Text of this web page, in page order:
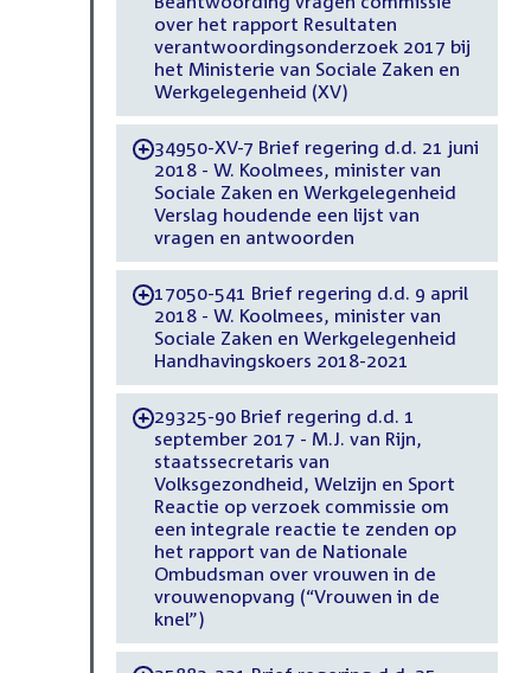
over het rapport Resultaten
verantwoordingsonderzoek 2017 bij
het Ministerie van Sociale Zaken en
Werkgelegenheid (XV)
-34950-XV-7 Brief regering d.d. 21 juni
2018 - W. Koolmees, minister van
Sociale Zaken en Werkgelegenheid
Verslag houdende een lijst van
vragen en antwoorden
-17050-541 Brief regering d.d. 9 april
2018 - W. Koolmees, minister van
Sociale Zaken en Werkgelegenheid
Handhavingskoers 2018-2021
-29325-90 Brief regering d.d. 1
september 2017 - M.J. van Rijn,
staatssecretaris van
Volksgezondheid, Welzijn en Sport
Reactie op verzoek commissie om
een integrale reactie te zenden op
het rapport van de Nationale
Ombudsman over vrouwen in de
vrouwenopvang (“Vrouwen in de
knel”)